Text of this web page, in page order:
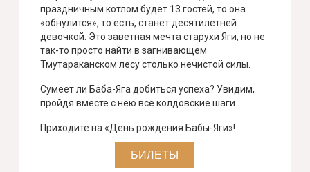
праздничным котлом будет 13 гостей, то она
«обнулится», то есть, станет десятилетней
девочкой. Это заветная мечта старухи Яги, но не
так-то просто найти в загнивающем
Тмутараканском лесу столько нечистой силы.
Сумеет ли Баба-Яга добиться успеха? Увидим,
пройдя вместе с нею все колдовские шаги.
Приходите на «День рождения Бабы-Яги»!
БИЛЕТЫ